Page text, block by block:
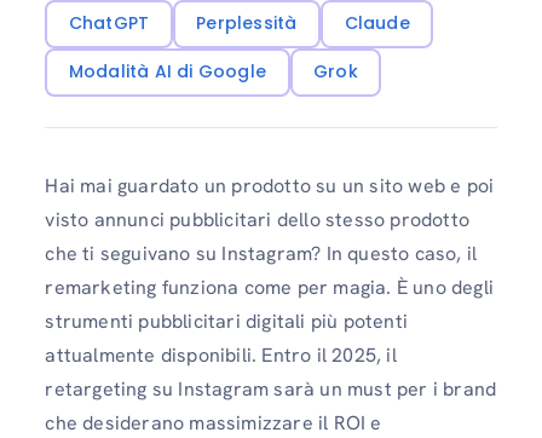
ChatGPT Perplessità
Claude
Modalità AI di Google
Grok
Hai mai guardato un prodotto su un sito web e poi
visto annunci pubblicitari dello stesso prodotto
che ti seguivano su Instagram? In questo caso, il
remarketing funziona come per magia. È uno degli
strumenti pubblicitari digitali più potenti
attualmente disponibili. Entro il 2025, il
retargeting su Instagram sarà un must per i brand
che desiderano massimizzare il ROI e